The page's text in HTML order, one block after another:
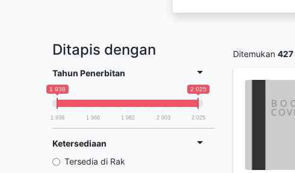
Ditapis dengan
Tahun Penerbitan
1 938 2 025
1 938 1 960 1 982 2 003 2 025
Ketersediaan
Tersedia di Rak
Ditemukan 427